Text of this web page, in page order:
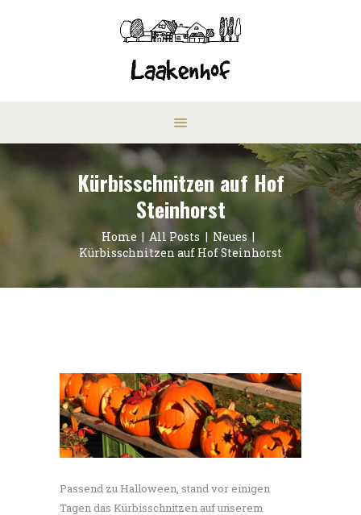
Kürbisschnitzen auf Hof
Steinhorst
Home All Posts
Neues
Kürbisschnitzen auf Hof Steinhorst
Passend zu Halloween, stand vor einigen
Tagen das Kürbisschnitzen auf unserem